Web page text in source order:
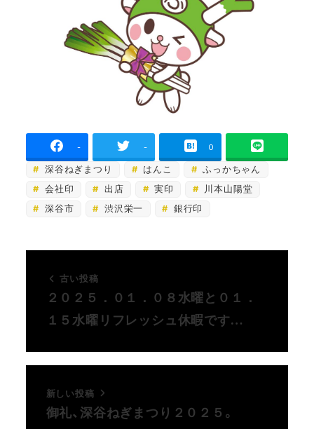
- - 0
深谷ねぎまつり はんこ
ふっかちゃん
会社印
出店 実印
川本山陽堂
深谷市
渋沢栄一 銀行印
古い投稿
２０２５．０１．０８水曜と０１．
１５水曜リフレッシュ休暇です…
新しい投稿
御礼、深谷ねぎまつり２０２５。